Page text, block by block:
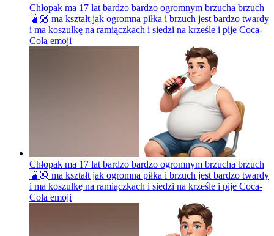
Chłopak ma 17 lat bardzo bardzo ogromnym brzucha brzuch
🫄🏼 ma kształt jak ogromna piłka i brzuch jest bardzo twardy
i ma koszulkę na ramiączkach i siedzi na krześle i pije Coca-
Cola emoji
Chłopak ma 17 lat bardzo bardzo ogromnym brzucha brzuch
🫄🏼 ma kształt jak ogromna piłka i brzuch jest bardzo twardy
i ma koszulkę na ramiączkach i siedzi na krześle i pije Coca-
Cola emoji